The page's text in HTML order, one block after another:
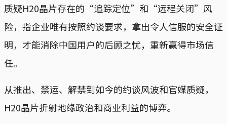
质疑H20晶片存在的“追踪定位”和“远程关闭”风
险，指企业唯有按照约谈要求，拿出令人信服的安全证
明，才能消除中国用户的后顾之忧，重新赢得市场信
任。
从推出、禁运、解禁到如今的约谈风波和官媒质疑，
H20晶片折射地缘政治和商业利益的博弈。